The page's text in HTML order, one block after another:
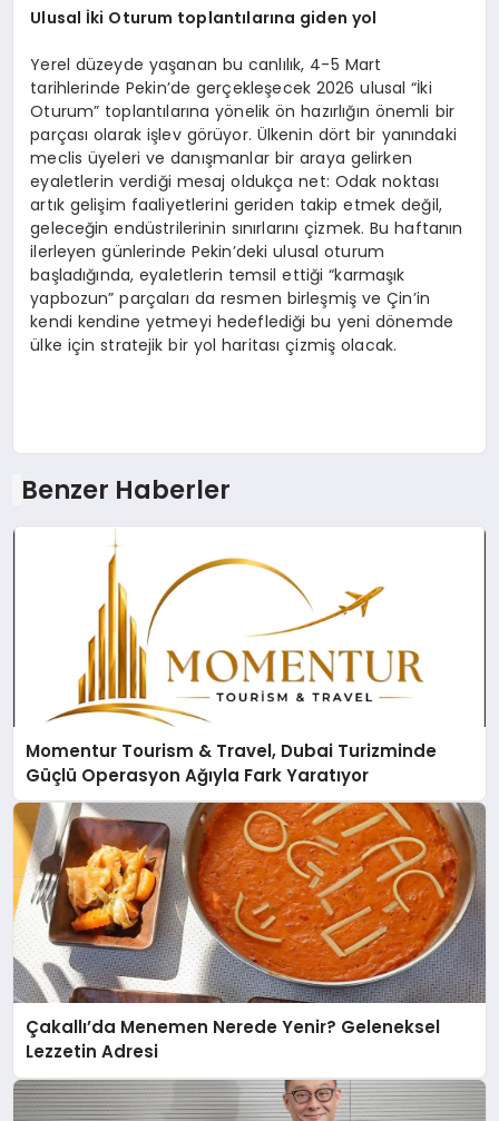
Ulusal İki Oturum toplantılarına giden yol
Yerel düzeyde yaşanan bu canlılık, 4-5 Mart
tarihlerinde Pekin’de gerçekleşecek 2026 ulusal “İki
Oturum” toplantılarına yönelik ön hazırlığın önemli bir
parçası olarak işlev görüyor. Ülkenin dört bir yanındaki
meclis üyeleri ve danışmanlar bir araya gelirken
eyaletlerin verdiği mesaj oldukça net: Odak noktası
artık gelişim faaliyetlerini geriden takip etmek değil,
geleceğin endüstrilerinin sınırlarını çizmek. Bu haftanın
ilerleyen günlerinde Pekin’deki ulusal oturum
başladığında, eyaletlerin temsil ettiği “karmaşık
yapbozun” parçaları da resmen birleşmiş ve Çin’in
kendi kendine yetmeyi hedeflediği bu yeni dönemde
ülke için stratejik bir yol haritası çizmiş olacak.
Benzer Haberler
Momentur Tourism & Travel, Dubai Turizminde
Güçlü Operasyon Ağıyla Fark Yaratıyor
Çakallı’da Menemen Nerede Yenir? Geleneksel
Lezzetin Adresi